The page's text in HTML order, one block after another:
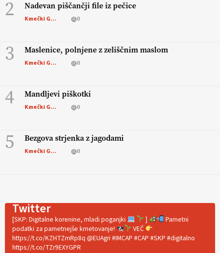
2 Nadevan piščančji file iz pečice
Kmečki Glas 0
3 Maslenice, polnjene z zeliščnim maslom
Kmečki Glas 0
4 Mandljevi piškotki
Kmečki Glas 0
5 Bezgova strjenka z jagodami
Kmečki Glas 0
Twitter
[SKP: Digitalne korenine, mladi poganjki ]
Pametni
podatki za pametnejše kmetovanje!
VEČ
https://t.co/KZHTZmRp8q @EUAgri #IMCAP #CAP #SKP #digitalno
https://t.co/TZr9EXYGPR